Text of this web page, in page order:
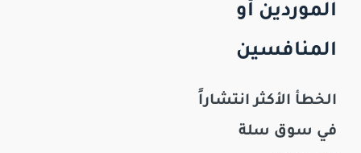
الموردين أو
المنافسين
الخطأ الأكثر انتشاراً
في سوق سلة